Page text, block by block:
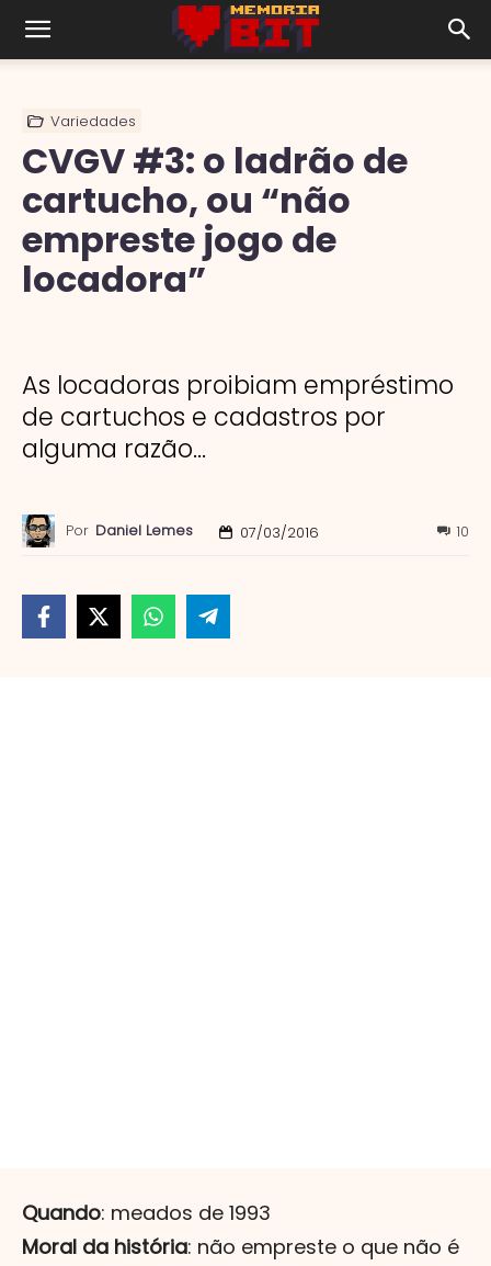
Variedades
CVGV #3: o ladrão de
cartucho, ou “não
empreste jogo de
locadora”
As locadoras proibiam empréstimo
de cartuchos e cadastros por
alguma razão...
Por Daniel Lemes 07/03/2016 10
Quando: meados de 1993
Moral da história: não empreste o que não é